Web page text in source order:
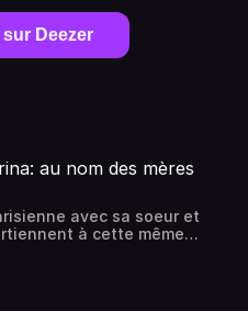
Deezer
au nom des mères
avec sa soeur et
à cette même
beaucoup et
Avec pour
a aussi choisi de